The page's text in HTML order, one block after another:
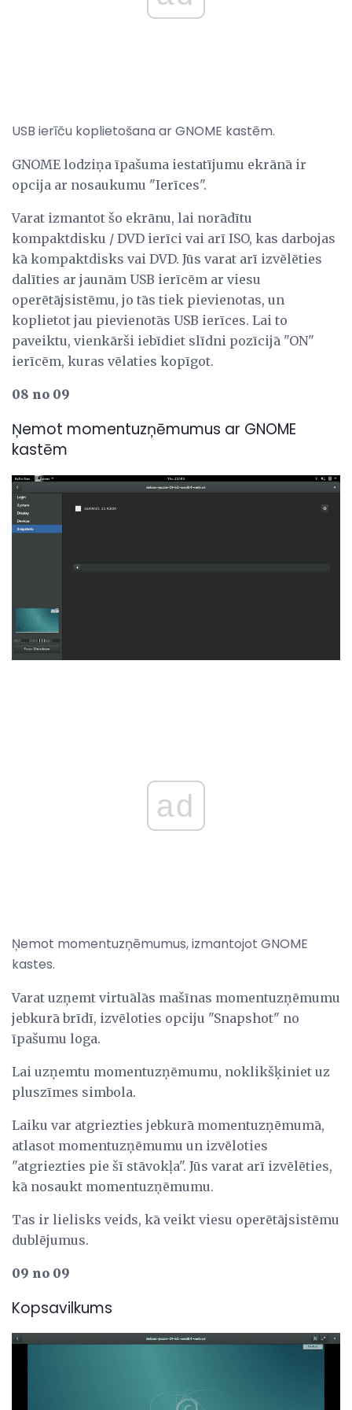
USB ierīču koplietošana ar GNOME kastēm.
GNOME lodziņa īpašuma iestatījumu ekrānā ir
opcija ar nosaukumu "Ierīces".
Varat izmantot šo ekrānu, lai norādītu
kompaktdisku / DVD ierīci vai arī ISO, kas darbojas
kā kompaktdisks vai DVD. Jūs varat arī izvēlēties
dalīties ar jaunām USB ierīcēm ar viesu
operētājsistēmu, jo tās tiek pievienotas, un
koplietot jau pievienotās USB ierīces. Lai to
paveiktu, vienkārši iebīdiet slīdni pozīcijā "ON"
ierīcēm, kuras vēlaties kopīgot.
08 no 09
Ņemot momentuzņēmumus ar GNOME
kastēm
ad
Ņemot momentuzņēmumus, izmantojot GNOME
kastes.
Varat uzņemt virtuālās mašīnas momentuzņēmumu
jebkurā brīdī, izvēloties opciju "Snapshot" no
īpašumu loga.
Lai uzņemtu momentuzņēmumu, noklikšķiniet uz
pluszīmes simbola.
Laiku var atgriezties jebkurā momentuzņēmumā,
atlasot momentuzņēmumu un izvēloties
"atgriezties pie šī stāvokļa". Jūs varat arī izvēlēties,
kā nosaukt momentuzņēmumu.
Tas ir lielisks veids, kā veikt viesu operētājsistēmu
dublējumus.
09 no 09
Kopsavilkums